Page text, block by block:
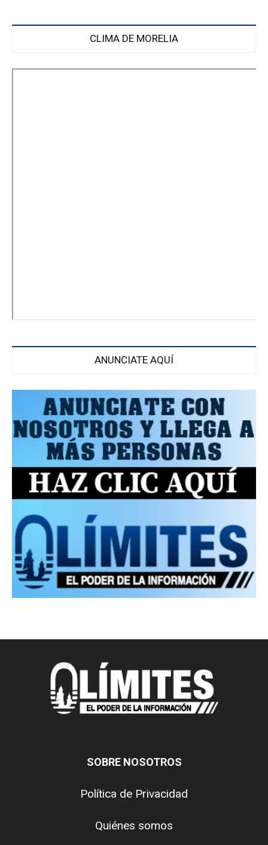
CLIMA DE MORELIA
ANUNCIATE AQUÍ
SOBRE NOSOTROS
Política de Privacidad
Quiénes somos